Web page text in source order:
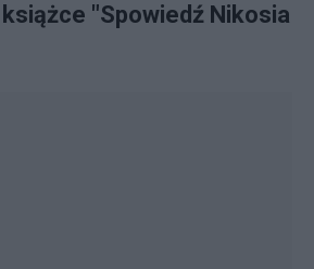
książce "Spowiedź Nikosia